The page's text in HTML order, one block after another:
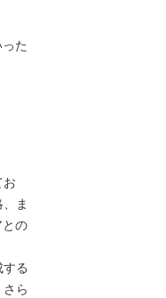
た
お
ま
との
る
ら